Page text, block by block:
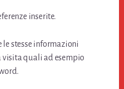
inserite.
le stesse informazioni
quali ad esempio